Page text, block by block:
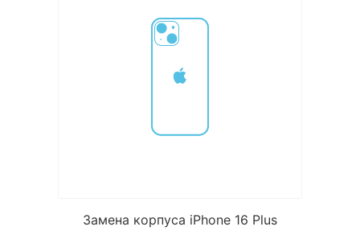
Замена корпуса iPhone 16 Plus